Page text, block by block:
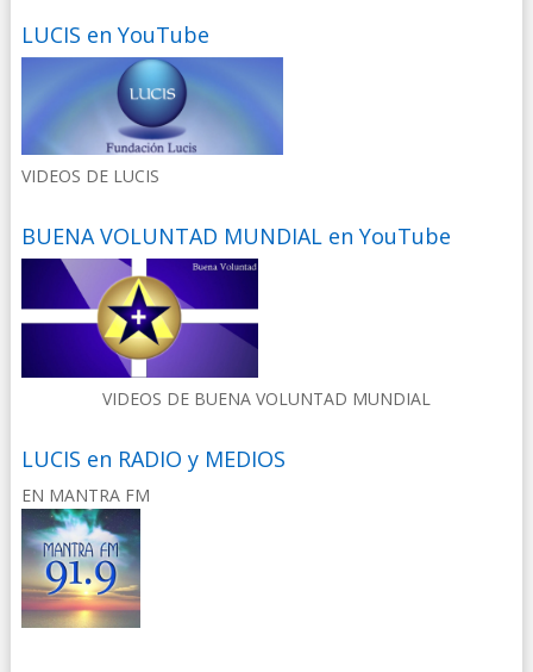
LUCIS en YouTube
VIDEOS DE LUCIS
BUENA VOLUNTAD MUNDIAL en YouTube
VIDEOS DE BUENA VOLUNTAD MUNDIAL
LUCIS en RADIO y MEDIOS
EN MANTRA FM